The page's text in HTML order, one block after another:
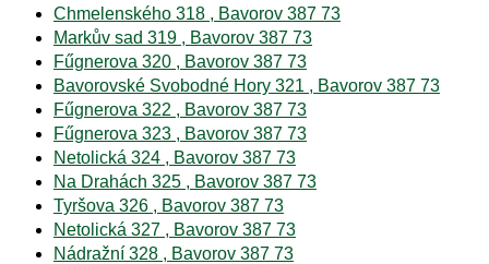
Chmelenského 318 , Bavorov 387 73
Markův sad 319 , Bavorov 387 73
Fűgnerova 320 , Bavorov 387 73
Bavorovské Svobodné Hory 321 , Bavorov 387 73
Fűgnerova 322 , Bavorov 387 73
Fűgnerova 323 , Bavorov 387 73
Netolická 324 , Bavorov 387 73
Na Drahách 325 , Bavorov 387 73
Tyršova 326 , Bavorov 387 73
Netolická 327 , Bavorov 387 73
Nádražní 328 , Bavorov 387 73